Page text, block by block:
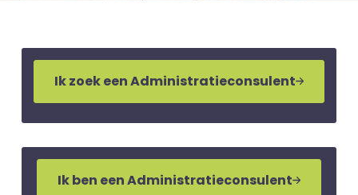
Ik zoek een Administratieconsulent
Ik ben een Administratieconsulent